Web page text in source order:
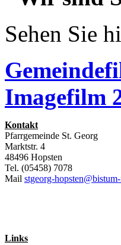
Sehen Sie
Imagefilm
Kontakt
Pfarrgemeinde St. Georg
Marktstr. 4
48496 Hopsten
Tel. (05458) 7078
Mail stgeorg-
Links